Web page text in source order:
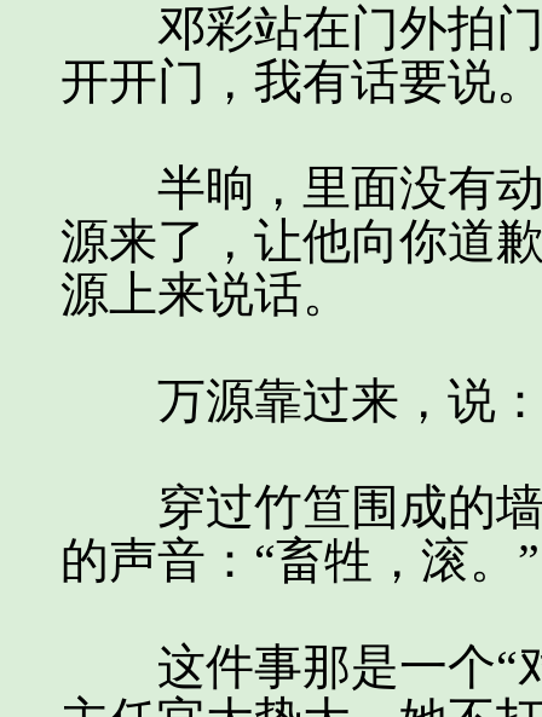
邓彩站在门外拍门
开开门，我有话要说
半晌，里面没有动
源来了，让他向你道
源上来说话。
万源靠过来，说：
穿过竹笪围成的墙
的声音：“畜牲，滚。”
这件事那是一个“